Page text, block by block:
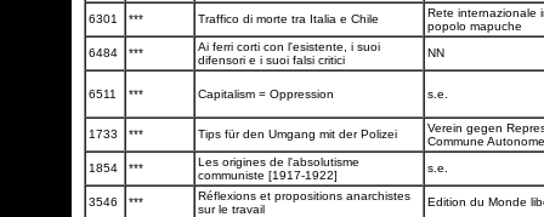
6301 *** Traffico di morte tra Italia e Chile
Rete internazionale
popolo mapuche
6484
***
Ai ferri corti con l'esistente, i suoi
difensori e i suoi falsi critici
NN
6511 *** Capitalism = Oppression s.e.
1733 *** Tips für den Umgang mit der Polizei
Verein gegen
Commune
1854
***
Les origines de l'absolutisme
communiste [1917-1922]
s.e.
3546 ***
Réflexions et propositions anarchistes
sur le travail
Edition du Monde